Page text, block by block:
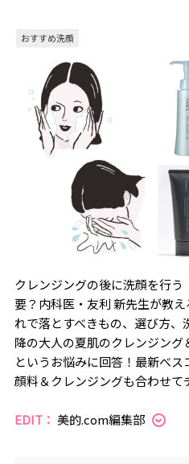
おすすめ洗顔
クレンジングの後に洗顔を行
要？内科医・友利 新先生が教
れで落とすべきもの、選び方、
降の大人の夏肌のクレンジング
というお悩みに回答！最新べ
顔料＆クレンジングも合わせて
EDIT： 美的.com編集部